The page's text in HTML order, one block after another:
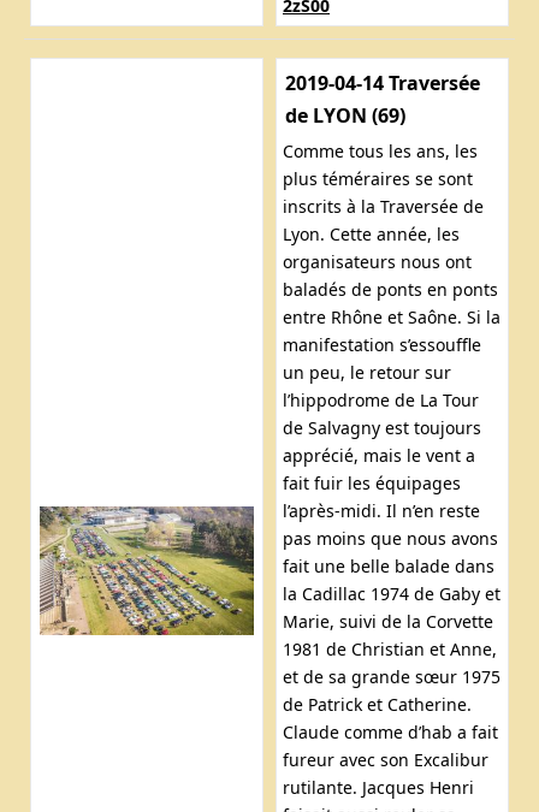
2zS00
2019-04-14 Traversée
de LYON (69)
Comme tous les ans, les
plus téméraires se sont
inscrits à la Traversée de
Lyon. Cette année, les
organisateurs nous ont
baladés de ponts en ponts
entre Rhône et Saône. Si la
manifestation s’essouffle
un peu, le retour sur
l’hippodrome de La Tour
de Salvagny est toujours
apprécié, mais le vent a
fait fuir les équipages
l’après-midi. Il n’en reste
pas moins que nous avons
fait une belle balade dans
la Cadillac 1974 de Gaby et
Marie, suivi de la Corvette
1981 de Christian et Anne,
et de sa grande sœur 1975
de Patrick et Catherine.
Claude comme d’hab a fait
fureur avec son Excalibur
rutilante. Jacques Henri